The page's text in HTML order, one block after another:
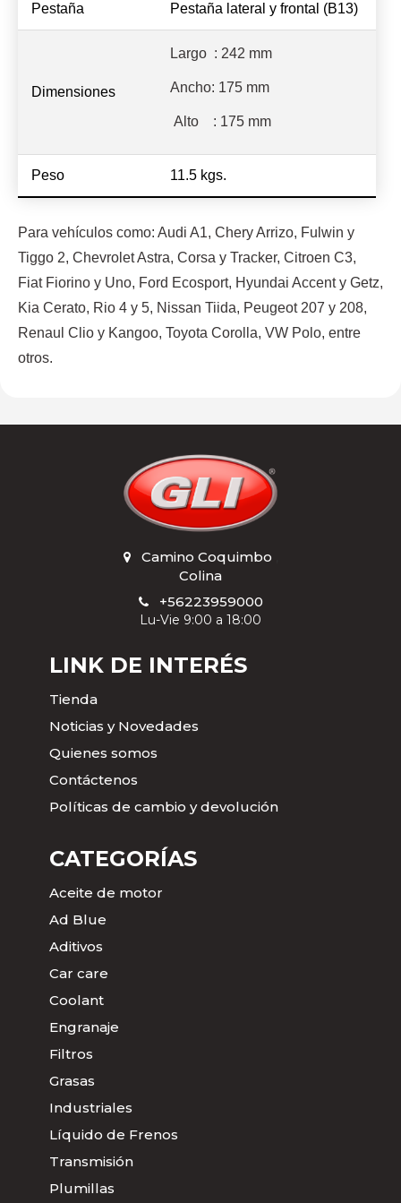
Pestaña Pestaña lateral y frontal (B13)
Dimensiones
Largo : 242 mm
Ancho: 175 mm
Alto : 175 mm
Peso 11.5 kgs.
Para vehículos como: Audi A1, Chery Arrizo, Fulwin y
Tiggo 2, Chevrolet Astra, Corsa y Tracker, Citroen C3,
Fiat Fiorino y Uno, Ford Ecosport, Hyundai Accent y Getz,
Kia Cerato, Rio 4 y 5, Nissan Tiida, Peugeot 207 y 208,
Renaul Clio y Kangoo, Toyota Corolla, VW Polo, entre
otros.
Camino Coquimbo
Colina
+56223959000
Lu-Vie 9:00 a 18:00
LINK DE INTERÉS
Tienda
Noticias y Novedades
Quienes somos
Contáctenos
Políticas de cambio y devolución
CATEGORÍAS
Aceite de motor
Ad Blue
Aditivos
Car care
Coolant
Engranaje
Filtros
Grasas
Industriales
Líquido de Frenos
Transmisión
Plumillas